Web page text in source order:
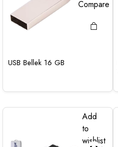
Compare
USB Bellek 16 GB
Add
to
wishlist